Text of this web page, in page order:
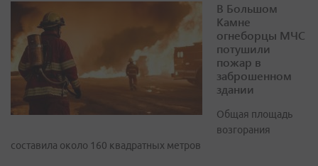
В Большом
Камне
огнеборцы МЧС
потушили
пожар в
заброшенном
здании
Общая площадь
возгорания
составила около 160 квадратных метров